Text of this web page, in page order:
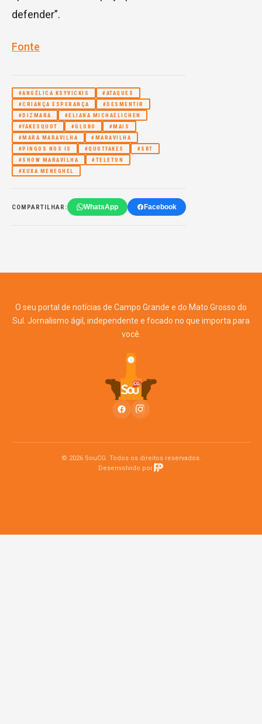
defender”.
Fonte
#ANGÉLICA KSYVICKIS
#ATAQUES
#CRIANÇA ESPERANÇA
#DESMENTIR
#DIZMARA
#ELIANA MICHAELICHEN
#FAKESQUOT
#GLOBO
#MAIS
#MARA MARAVILHA
#MARAVILHA
#PINGOS NOS IS
#QUOTFAKES
#SBT
#SHOW MARAVILHA
#TELETON
#XUXA MENEGHEL
COMPARTILHAR: WhatsApp Facebook
O seu portal de notícias de Campo Grande e do Mato Grosso do
Sul. Jornalismo ágil, independente e focado no que importa para
você.
© 2026 SouCG. Todos os direitos reservados.
Desenvolvido por